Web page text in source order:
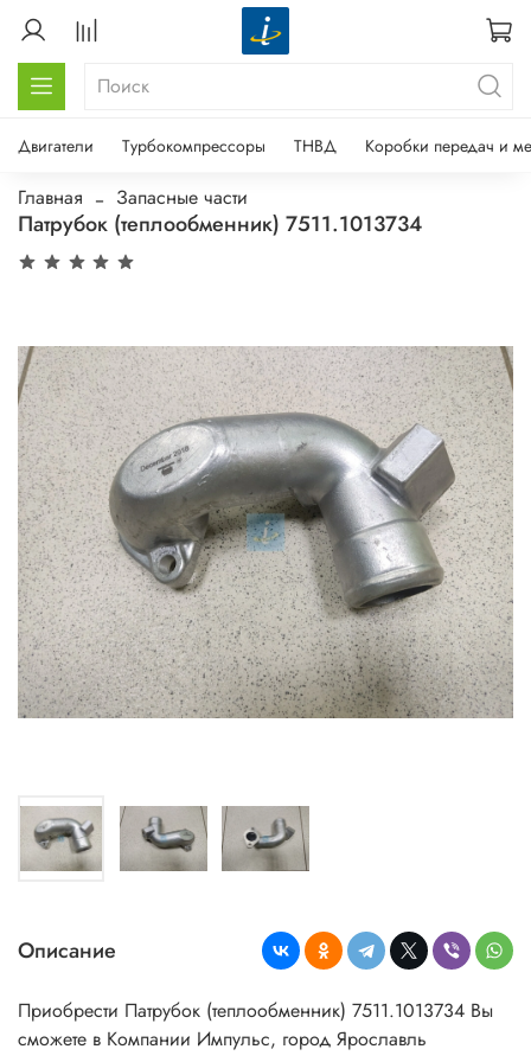
Двигатели Турбокомпрессоры ТНВД Коробки передач и
Главная Запасные части
Патрубок (теплообменник) 7511.1013734
Описание
Приобрести Патрубок (теплообменник) 7511.1013734 Вы
сможете в Компании Импульс, город Ярославль